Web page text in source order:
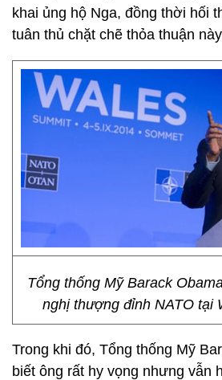
khai ủng hộ Nga, đồng thời hối
tuân thủ chặt chẽ thỏa thuận
Tổng thống Mỹ Barack
nghị thượng đỉnh NATO tại
Trong khi đó, Tổng thống Mỹ
biết ông rất hy vọng nhưng vẫn